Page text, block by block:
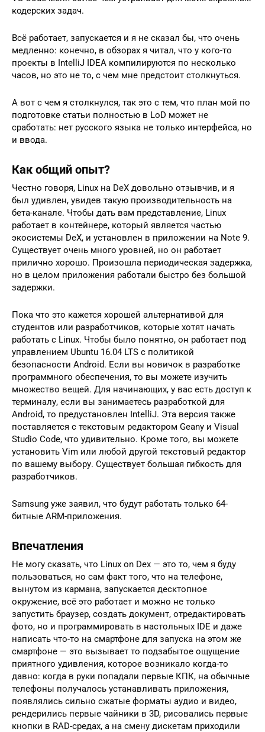
кодерских задач.
Всё работает, запускается и я не сказал бы, что очень
медленно: конечно, в обзорах я читал, что у кого-то
проекты в IntelliJ IDEA компилируются по несколько
часов, но это не то, с чем мне предстоит столкнуться.
А вот с чем я столкнулся, так это с тем, что план мой по
подготовке статьи полностью в LoD может не
сработать: нет русского языка не только интерфейса, но
и ввода.
Как общий опыт?
Честно говоря, Linux на DeX довольно отзывчив, и я
был удивлен, увидев такую ​​производительность на
бета-канале. Чтобы дать вам представление, Linux
работает в контейнере, который является частью
экосистемы DeX, и установлен в приложении на Note 9.
Существует очень много уровней, но он работает
прилично хорошо. Произошла периодическая задержка,
но в целом приложения работали быстро без большой
задержки.
Пока что это кажется хорошей альтернативой для
студентов или разработчиков, которые хотят начать
работать с Linux. Чтобы было понятно, он работает под
управлением Ubuntu 16.04 LTS с политикой
безопасности Android. Если вы новичок в разработке
программного обеспечения, то вы можете изучить
множество вещей. Для начинающих, у вас есть доступ к
терминалу, если вы занимаетесь разработкой для
Android, то предустановлен IntelliJ. Эта версия также
поставляется с текстовым редактором Geany и Visual
Studio Code, что удивительно. Кроме того, вы можете
установить Vim или любой другой текстовый редактор
по вашему выбору. Существует большая гибкость для
разработчиков.
Samsung уже заявил, что будут работать только 64-
битные ARM-приложения.
Впечатления
Не могу сказать, что Linux on Dex — это то, чем я буду
пользоваться, но сам факт того, что на телефоне,
вынутом из кармана, запускается десктопное
окружение, всё это работает и можно не только
запустить браузер, создать документ, отредактировать
фото, но и программировать в настольных IDE и даже
написать что-то на смартфоне для запуска на этом же
смартфоне — это вызывает то подзабытое ощущение
приятного удивления, которое возникало когда-то
давно: когда в руки попадали первые КПК, на обычные
телефоны получалось устанавливать приложения,
появлялись сильно сжатые форматы аудио и видео,
рендерились первые чайники в 3D, рисовались первые
кнопки в RAD-средах, а на смену дискетам приходили